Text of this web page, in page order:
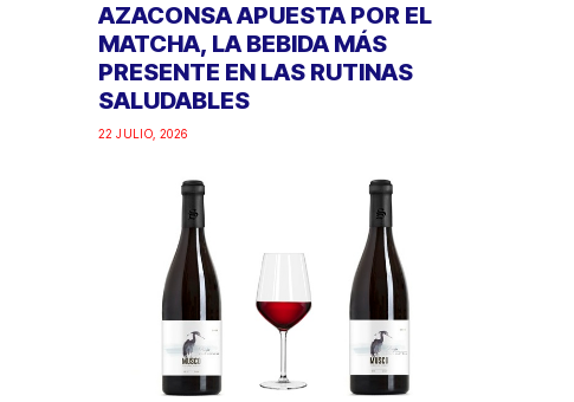
AZACONSA APUESTA POR EL
MATCHA, LA BEBIDA MÁS
PRESENTE EN LAS RUTINAS
SALUDABLES
22 JULIO, 2026